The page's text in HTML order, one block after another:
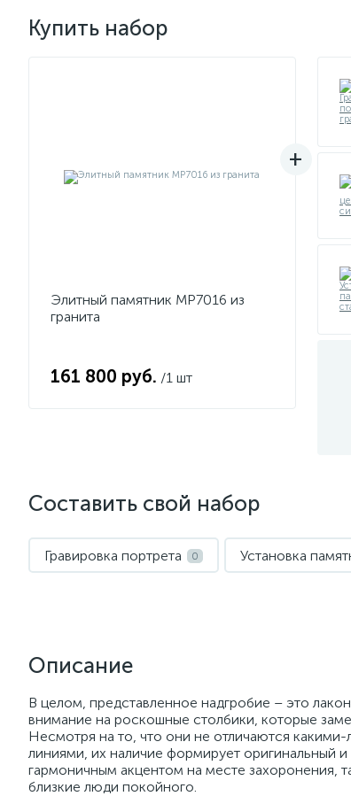
Купить набор
Элитный памятник MP7016 из
гранита
161 800 руб. /1 шт
Составить свой набор
Гравировка портрета 0 Установка
Описание
В целом, представленное надгробие – это
внимание на роскошные столбики, которые
Несмотря на то, что они не отличаются
линиями, их наличие формирует оригинальный
гармоничным акцентом на месте захоронения,
близкие люди покойного.